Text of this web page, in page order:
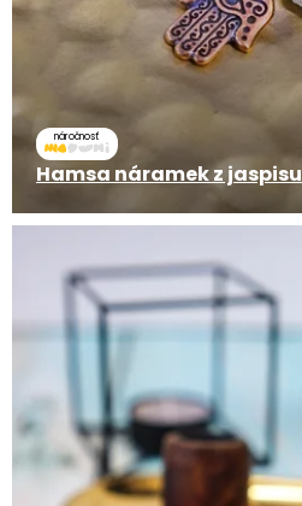
náročnosť
Hamsa náramek z jaspisu